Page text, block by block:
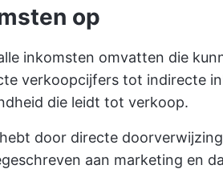
op
inkomsten omvatten die
verkoopcijfers tot indirecte
die leidt tot verkoop.
door directe
aan marketing en